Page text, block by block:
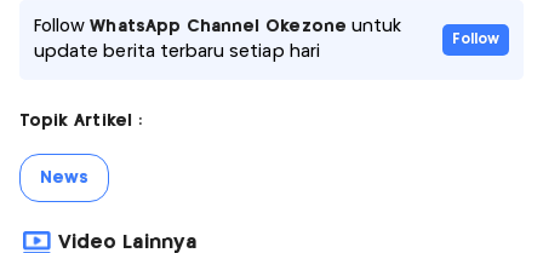
FollowWhatsApp Channel Okezone untuk
update berita terbaru setiap hari
Follow
Topik Artikel :
News
Video Lainnya